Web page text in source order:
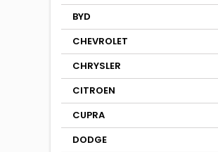
BYD
CHEVROLET
CHRYSLER
CITROEN
CUPRA
DODGE